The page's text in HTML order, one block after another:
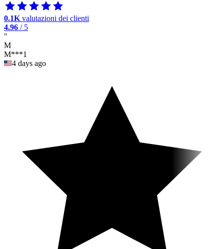
0.1K valutazioni dei clienti
4.96 / 5
"
M
M***1
4 days ago